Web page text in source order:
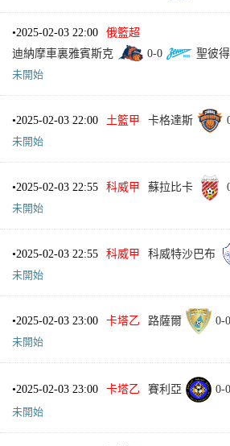
•2025-02-03 22:00
俄籃超
迪納摩車裏雅賓斯克
0-0
聖彼
未開始
•2025-02-03 22:00 土籃甲 卡格達斯
未開始
•2025-02-03 22:55 科威甲 蘇拉比卡
未開始
•2025-02-03 22:55 科威甲 科威特沙巴布
未開始
•2025-02-03 23:00 卡塔乙 路薩爾 0-0
未開始
•2025-02-03 23:00 卡塔乙 賽利亞 0-0
未開始